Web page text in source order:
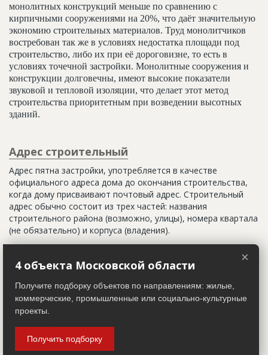
монолитных конструкций меньше по сравнению с
кирпичными сооружениями на 20%, что даёт значительную
экономию строительных материалов. Труд монолитчиков
востребован так же в условиях недостатка площади под
строительство, либо их при её дороговизне, то есть в
условиях точечной застройки. Монолитные сооружения и
конструкции долговечны, имеют высокие показатели
звуковой и тепловой изоляции, что делает этот метод
строительства приоритетным при возведении высотных
зданий.
Адрес строительный
Адрес пятна застройки, употребляется в качестве
официального адреса дома до окончания строительства,
когда дому присваивают почтовый адрес. Строительный
адрес обычно состоит из трех частей: названия
строительного района (возможно, улицы), номера квартала
(не обязательно) и корпуса (владения).
Настоящим строительным адресом можно считать адрес,
указанный в правоустанавливающих документах. Иногда
(например, вторая очередь). В официальных документах
должен присутствовать официальный строительный адрес,
а все остальное - это уточнения типа "шестикомнатная
квартира с большой кладовой", которые годятся только
для переговоров.
×
4 объекта Московской области
Получите подборку объектов по направлениям: жилые,
коммерческие, промышленные или социально-культурные
проекты.
Получить подборку